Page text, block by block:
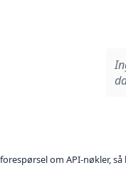
om API-nøkler,